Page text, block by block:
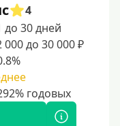
4
до 30 дней
000 до 30 000 ₽